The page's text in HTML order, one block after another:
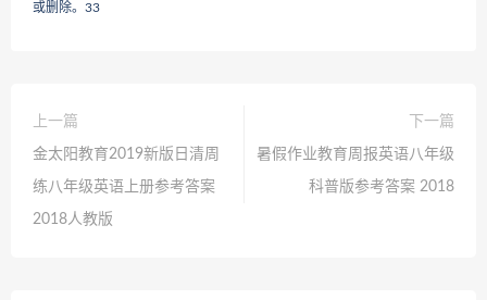
或删除。 33
上一篇
金太阳教育2019新版日清周
练八年级英语上册参考答案
2018人教版
下一篇
暑假作业教育周报英语八年级
科普版参考答案 2018